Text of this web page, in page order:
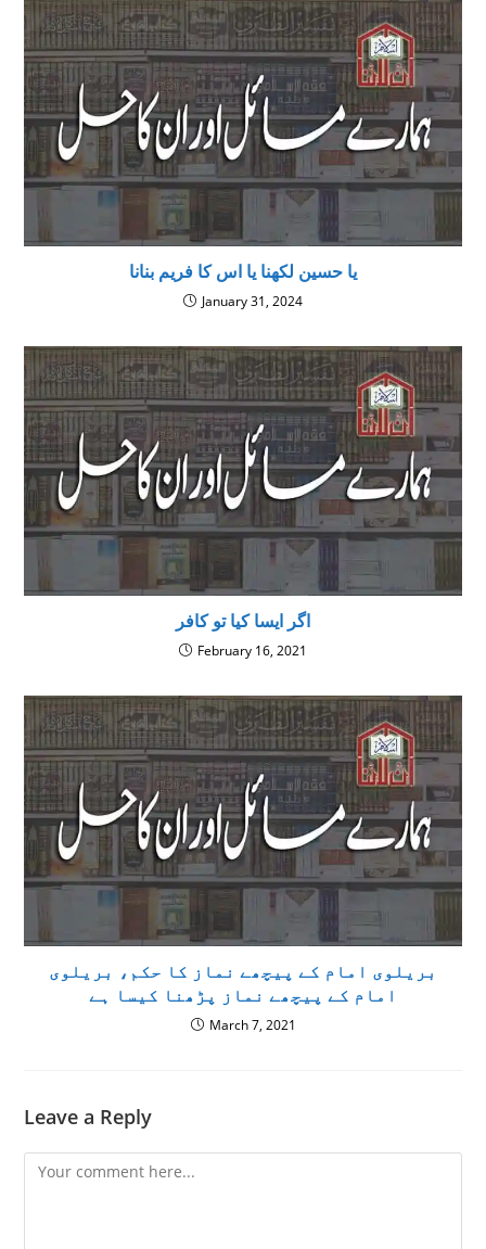
یا حسین لکھنا یا اس کا فریم بنانا
January 31, 2024
اگر ایسا کیا تو کافر
February 16, 2021
بریلوی امام کے پیچھے نماز کا حکم، بریلوی
امام کے پیچھے نماز پڑھنا کیسا ہے
March 7, 2021
Leave a Reply
Comment